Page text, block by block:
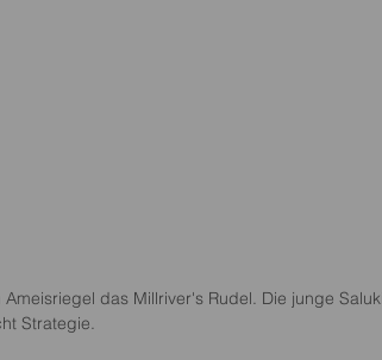
das Millriver's Rudel. Die junge Saluki
Strategie.